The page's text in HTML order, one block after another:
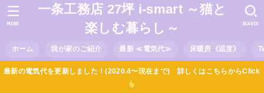
一条工務店 27坪 i-smart ～猫と
楽しむ暮らし～
ホーム 我が家のご紹介 最新 ≪電気代≫ 床暖房《温度》
SEARCH
MENU
最新の電気代を更新しました！(2020.4〜現在まで) 詳しくはこちらからClick